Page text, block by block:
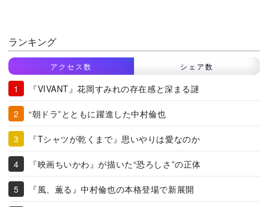
ランキング
アクセス数 シェア数
『VIVANT』花岡すみれの存在感と深まる謎
“朝ドラ”とともに躍進した中村倫也
『Tシャツが乾くまで』思いやりは愛なのか
『映画ちいかわ』が描いた“恐ろしさ”の正体
『風、薫る』中村倫也の本格登場で新展開